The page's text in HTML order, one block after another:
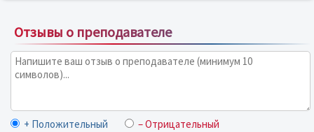
Отзывы о преподавателе
+ Положительный – Отрицательный